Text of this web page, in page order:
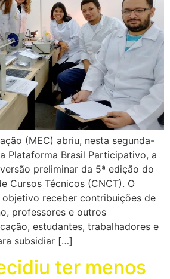
(MEC) abriu, nesta segunda-
Plataforma Brasil Participativo, a
preliminar da 5ª edição do
Cursos Técnicos (CNCT). O
receber contribuições de
professores e outros
estudantes, trabalhadores e
subsidiar […]
ter menos